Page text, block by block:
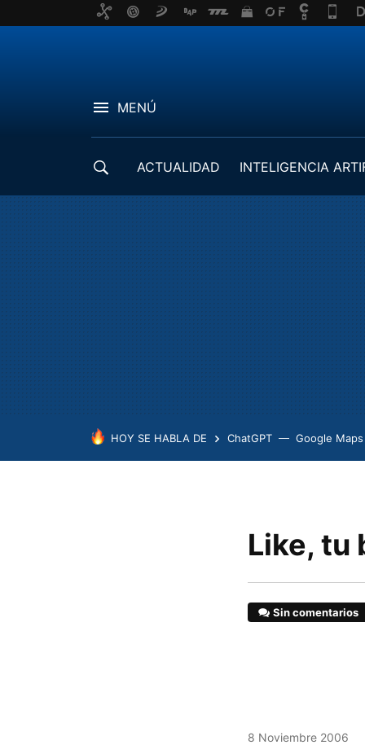
MENÚ
ACTUALIDAD
INTELIGENCIA
HOY SE HABLA DE ChatGPT Google Maps
Like, tu
Sin comentarios
8 Noviembre 2006